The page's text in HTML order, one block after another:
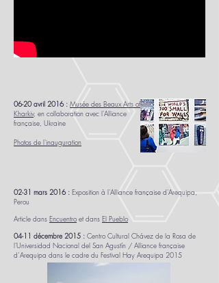
06-20 avril 2016 : Musée des Beaux Arts of
Kharkiv, en collaboration avec l'Alliance
française, Ukraine
Photos de l'inauguration
02-31 mars 2016 : Exposition à l'Alliance française d'Arequipa,
Perou
Article dans Encuentro et dans El Pueblo
04-11 décembre 2015 : Centro Cultural Chávez de la Rosa de
l'Universidad Nacional del San Agustín / Alliance française
d’Arequipa dans le cadre du Festival Hay Arequipa 2015